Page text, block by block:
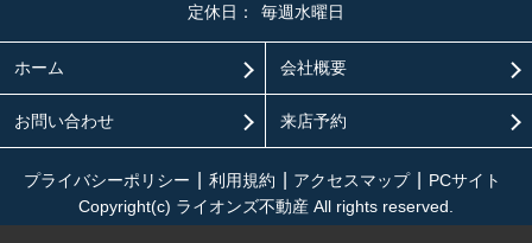
定休日：
毎週水曜日
ホーム 会社概要
お問い合わせ 来店予約
プライバシーポリシー 利用規約 アクセスマップ
PCサイト
Copyright(c) ライオンズ不動産 All rights reserved.